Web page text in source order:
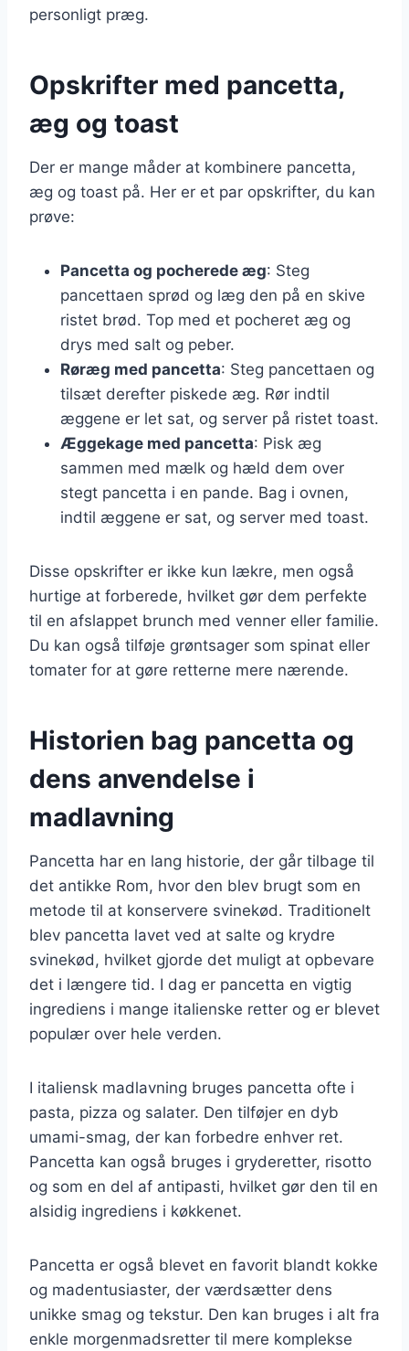
personligt præg.
Opskrifter med pancetta,
æg og toast
Der er mange måder at kombinere pancetta,
æg og toast på. Her er et par opskrifter, du kan
prøve:
Pancetta og pocherede æg: Steg
pancettaen sprød og læg den på en skive
ristet brød. Top med et pocheret æg og
drys med salt og peber.
Røræg med pancetta: Steg pancettaen og
tilsæt derefter piskede æg. Rør indtil
æggene er let sat, og server på ristet toast.
Æggekage med pancetta: Pisk æg
sammen med mælk og hæld dem over
stegt pancetta i en pande. Bag i ovnen,
indtil æggene er sat, og server med toast.
Disse opskrifter er ikke kun lækre, men også
hurtige at forberede, hvilket gør dem perfekte
til en afslappet brunch med venner eller familie.
Du kan også tilføje grøntsager som spinat eller
tomater for at gøre retterne mere nærende.
Historien bag pancetta og
dens anvendelse i
madlavning
Pancetta har en lang historie, der går tilbage til
det antikke Rom, hvor den blev brugt som en
metode til at konservere svinekød. Traditionelt
blev pancetta lavet ved at salte og krydre
svinekød, hvilket gjorde det muligt at opbevare
det i længere tid. I dag er pancetta en vigtig
ingrediens i mange italienske retter og er blevet
populær over hele verden.
I italiensk madlavning bruges pancetta ofte i
pasta, pizza og salater. Den tilføjer en dyb
umami-smag, der kan forbedre enhver ret.
Pancetta kan også bruges i gryderetter, risotto
og som en del af antipasti, hvilket gør den til en
alsidig ingrediens i køkkenet.
Pancetta er også blevet en favorit blandt kokke
og madentusiaster, der værdsætter dens
unikke smag og tekstur. Den kan bruges i alt fra
enkle morgenmadsretter til mere komplekse